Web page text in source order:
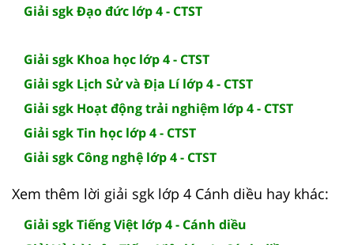
Giải sgk Đạo đức lớp 4 - CTST
Giải sgk Khoa học lớp 4 - CTST
Giải sgk Lịch Sử và Địa Lí lớp 4 - CTST
Giải sgk Hoạt động trải nghiệm lớp 4 - CTST
Giải sgk Tin học lớp 4 - CTST
Giải sgk Công nghệ lớp 4 - CTST
Xem thêm lời giải sgk lớp 4 Cánh diều hay khác:
Giải sgk Tiếng Việt lớp 4 - Cánh diều